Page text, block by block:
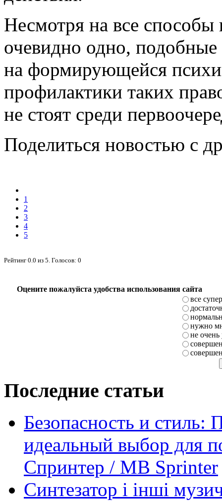
Несмотря на все
очевидно одно, подобные
на формирующейся
профилактики таких
не стоят среди
Поделиться новостью с
1
2
3
4
5
Рейтинг 0.0 из 5 . Голосов: 0
Оцените пожалуйста удобства использования сайта
все супер
нужно
не очень
Последние статьи
Безопасность и
идеальный выбор для
Спринтер / MB Sprinter
Синтезатор і інші